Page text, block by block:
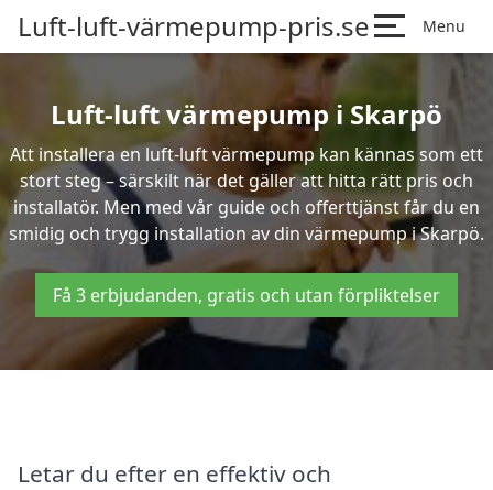
Luft-luft-värmepump-pris.se Menu
Luft-luft värmepump i Skarpö
Att installera en luft-luft värmepump kan kännas som ett
stort steg – särskilt när det gäller att hitta rätt pris och
installatör. Men med vår guide och offerttjänst får du en
smidig och trygg installation av din värmepump i Skarpö.
Få 3 erbjudanden, gratis och utan förpliktelser
Letar du efter en effektiv och